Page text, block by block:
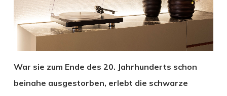
War sie zum Ende des 20. Jahrhunderts schon
beinahe ausgestorben, erlebt die schwarze